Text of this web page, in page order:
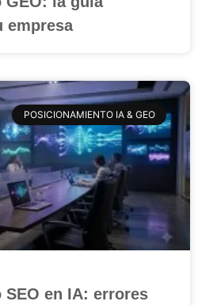
empresa
POSICIONAMIENTO IA & GEO
en IA: errores